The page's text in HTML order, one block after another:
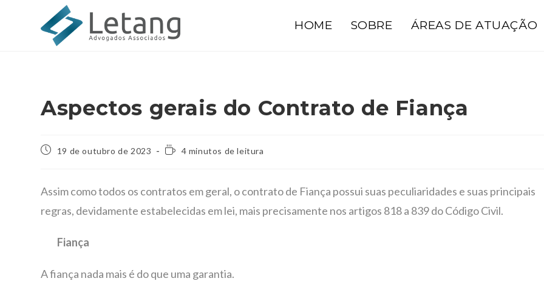
HOME SOBRE ÁREAS DE ATUAÇÃO
Aspectos gerais do Contrato de Fiança
19 de outubro de 2023 4 minutos de leitura
Assim como todos os contratos em geral, o contrato de Fiança possui suas peculiaridades e suas principais
regras, devidamente estabelecidas em lei, mais precisamente nos artigos 818 a 839 do Código Civil.
Fiança
A fiança nada mais é do que uma garantia.